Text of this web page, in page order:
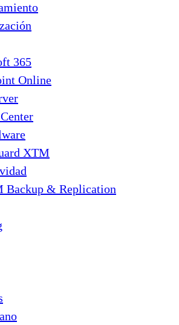
365
Online
XTM
Backup & Replication